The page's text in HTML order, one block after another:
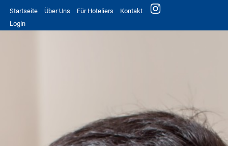
Startseite Über Uns Für Hoteliers
Kontakt
Login